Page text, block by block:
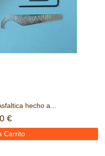
hecho a...
€
Carrito